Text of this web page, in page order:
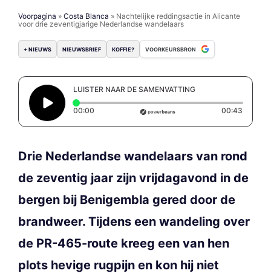
Voorpagina » Costa Blanca » Nachtelijke reddingsactie in Alicante
voor drie zeventigjarige Nederlandse wandelaars
+ NIEUWS NIEUWSBRIEF KOFFIE? VOORKEURSBRON
LUISTER NAAR DE SAMENVATTING
00:00 Elapsed time: 0 seconds 00:43
Drie Nederlandse wandelaars van rond
de zeventig jaar zijn vrijdagavond in de
bergen bij Benigembla gered door de
brandweer. Tijdens een wandeling over
de PR-465-route kreeg een van hen
plots hevige rugpijn en kon hij niet